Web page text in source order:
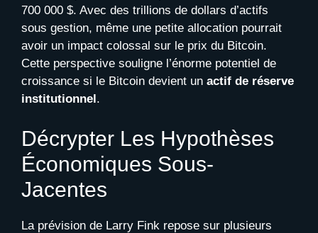
700 000 $. Avec des trillions de dollars d’actifs
sous gestion, même une petite allocation pourrait
avoir un impact colossal sur le prix du Bitcoin.
Cette perspective souligne l’énorme potentiel de
croissance si le Bitcoin devient un actif de réserve
institutionnel.
Décrypter Les Hypothèses
Économiques Sous-
Jacentes
La prévision de Larry Fink repose sur plusieurs